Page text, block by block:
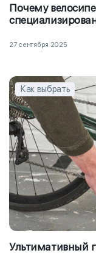
Почему
27 сентября 2025
Как выбрать
Ультимативный